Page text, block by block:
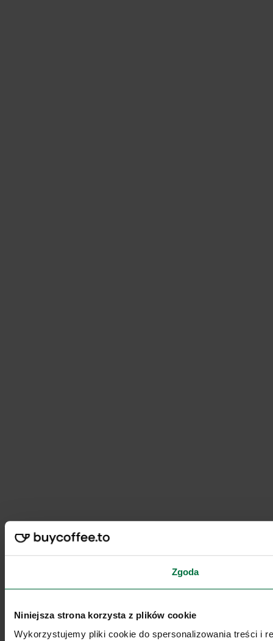
Zgoda
Niniejsza strona korzysta z plików cookie
Wykorzystujemy pliki cookie do spersonalizowania treści i